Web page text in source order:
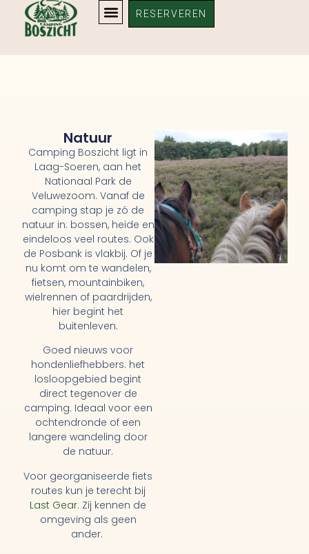
RESERVEREN
Bezienswaardigheden
Natuur
Camping Boszicht ligt in
Laag-Soeren, aan het
Nationaal Park de
Veluwezoom. Vanaf de
camping stap je zó de
natuur in: bossen, heide en
eindeloos veel routes. Ook
de Posbank is vlakbij. Of je
nu komt om te wandelen,
fietsen, mountainbiken,
wielrennen of paardrijden,
hier begint het
buitenleven.
Goed nieuws voor
hondenliefhebbers: het
losloopgebied begint
direct tegenover de
camping. Ideaal voor een
ochtendronde of een
langere wandeling door
de natuur.
Voor georganiseerde fiets
routes kun je terecht bij
Last Gear. Zij kennen de
omgeving als geen
ander.